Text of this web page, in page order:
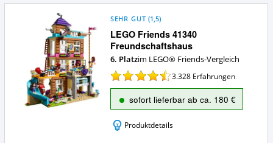
LEGO Friends 41340
Freundschaftshaus
SEHR GUT (1,5)
6. Platzim LEGO® Friends-Vergleich
3.328 Erfahrungen
sofort lieferbar ab ca. 180 €
Produktdetails